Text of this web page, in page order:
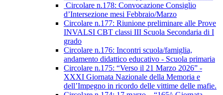
Circolare n.178: Convocazione Consiglio
d’Intersezione mesi Febbraio/Marzo
Circolare n.177: Riunione preliminare alle Prove
INVALSI CBT classi III Scuola Secondaria di I
grado
Circolare n.176: Incontri scuola/famiglia,
andamento didattico educativo - Scuola primaria
Circolare n.175: “Verso il 21 Marzo 2026” -
XXXI Giornata Nazionale della Memoria e
dell’Impegno in ricordo delle vittime delle mafie.